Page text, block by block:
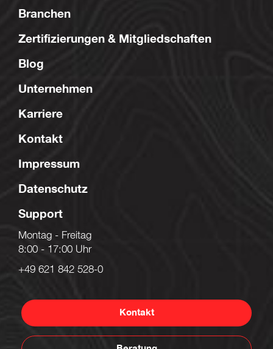
Branchen
Zertifizierungen & Mitgliedschaften
Blog
Unternehmen
Karriere
Kontakt
Impressum
Datenschutz
Support
Montag - Freitag
8:00 - 17:00 Uhr
+49 621 842 528-0
Kontakt